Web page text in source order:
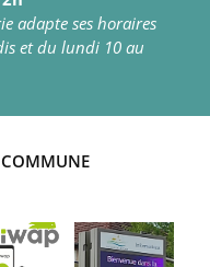
adapte ses horaires
et du lundi 10 au
COMMUNE